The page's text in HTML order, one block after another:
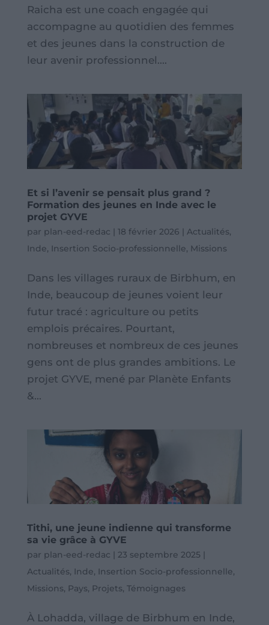
Raicha est une coach engagée qui
accompagne au quotidien des femmes
et des jeunes dans la construction de
leur avenir professionnel....
Et si l’avenir se pensait plus grand ?
Formation des jeunes en Inde avec le
projet GYVE
par plan-eed-redac | 18 février 2026 | Actualités,
Inde, Insertion Socio-professionnelle, Missions
Dans les villages ruraux de Birbhum, en
Inde, beaucoup de jeunes voient leur
futur tracé : agriculture ou petits
emplois précaires. Pourtant,
nombreuses et nombreux de ces jeunes
gens ont de plus grandes ambitions. Le
projet GYVE, mené par Planète Enfants
&...
Tithi, une jeune indienne qui transforme
sa vie grâce à GYVE
par plan-eed-redac 23 septembre 2025
Actualités, Inde, Insertion Socio-professionnelle,
Missions, Pays, Projets, Témoignages
À Lohadda, village de Birbhum en Inde,